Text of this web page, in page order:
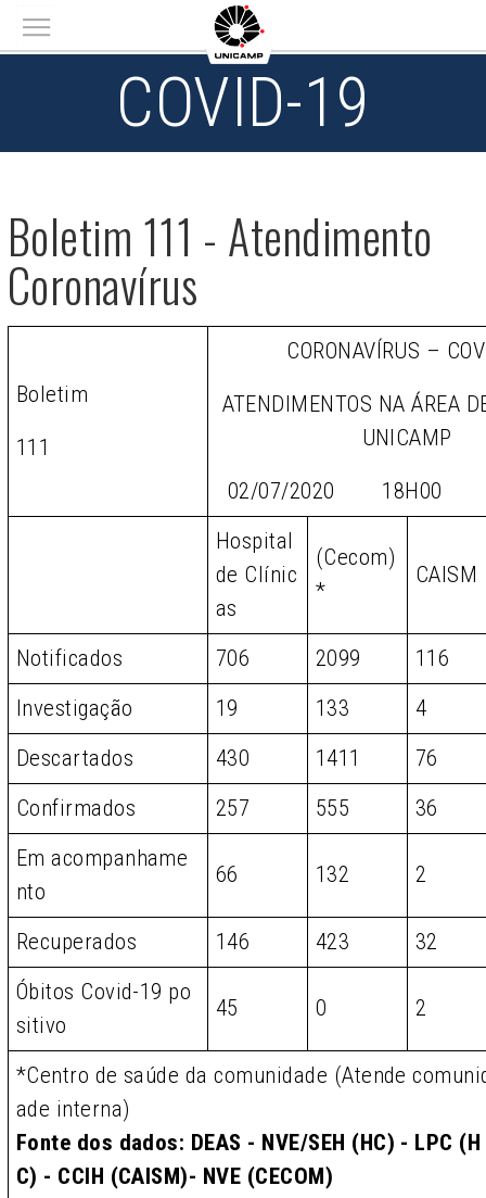
Main menu
COVID-19
Boletim 111 - Atendimento
Coronavírus
Boletim
111
CORONAVÍRUS –
ATENDIMENTOS NA ÁREA
UNICAMP
02/07/2020 18H00
Hospital
de Clínic
as
(Cecom)
*
CAISM
Notificados 706 2099
116
Investigação
19 133
4
Descartados
430 1411
76
Confirmados
257 555
36
Em acompanhame
nto
66 132 2
Recuperados 146 423
32
Óbitos Covid-19 po
sitivo
45 0 2
*Centro de saúde da comunidade (Atende
ade interna)
Fonte dos dados: DEAS - NVE/SEH (HC) - LPC (H
C) - CCIH (CAISM)- NVE (CECOM)